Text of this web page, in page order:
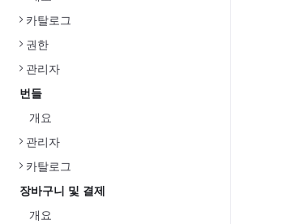
카탈로그
권한
관리자
번들
개요
관리자
카탈로그
장바구니 및 결제
개요